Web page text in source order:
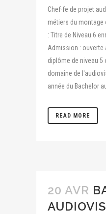
Chef·fe de projet
métiers du montage
: Titre de Niveau 6
Admission : ouverte
diplôme de niveau 5
domaine de
année du Bachelor
READ MORE
20 AVR